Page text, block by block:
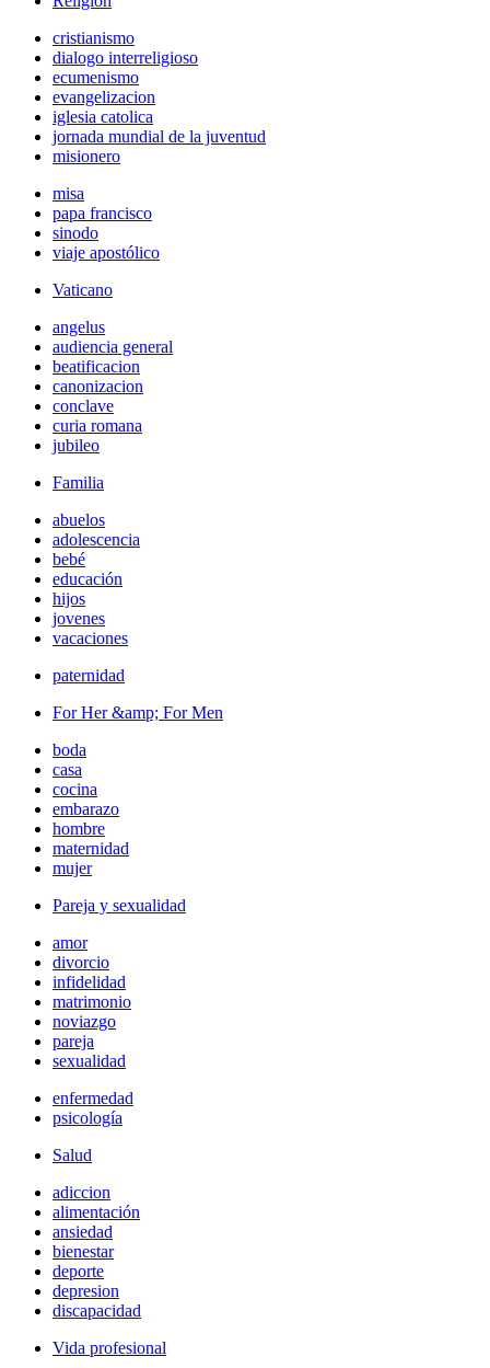
cristianismo
dialogo interreligioso
ecumenismo
evangelizacion
iglesia catolica
jornada mundial de la juventud
misionero
misa
papa francisco
sinodo
viaje apostólico
Vaticano
angelus
audiencia general
beatificacion
canonizacion
conclave
curia romana
jubileo
Familia
abuelos
adolescencia
bebé
educación
hijos
jovenes
vacaciones
paternidad
For Her &amp; For Men
boda
casa
cocina
embarazo
hombre
maternidad
mujer
Pareja y sexualidad
amor
divorcio
infidelidad
matrimonio
noviazgo
pareja
sexualidad
enfermedad
psicología
Salud
adiccion
alimentación
ansiedad
bienestar
deporte
depresion
discapacidad
Vida profesional